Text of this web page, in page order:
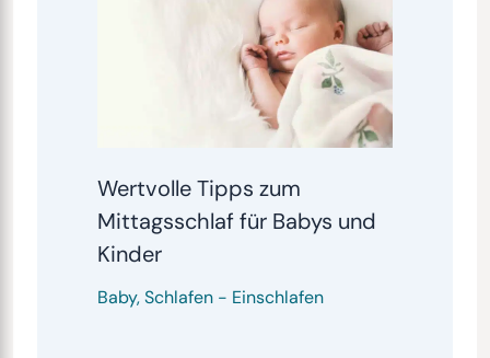
Wertvolle Tipps zum
Mittagsschlaf für Babys und
Kinder
Baby,Schlafen- Einschlafen